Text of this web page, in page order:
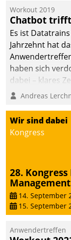
Quartier.
zeigte
Neues zu bieten
Workout 2019
Chatbot
Es ist
Jahrzehnt hat
haben sich
dabei – klares
Fokussierung
Andreas
Wir sind dabei
Kongress
28.
14. September
15. September
Anwendertreffen